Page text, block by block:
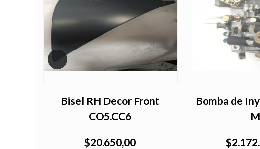
Bisel RH Decor Front
CO5.CC6
$20.650,00
Bomba de